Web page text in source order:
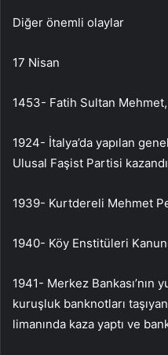
Diğer önemli olaylar
17 Nisan
1453- Fatih Sultan
1924- İtalya’da yapılan
Ulusal Faşist Partisi
1939- Kurtdereli Mehmet
1940- Köy Enstitüleri
1941- Merkez Bankası’nın
kuruşluk banknotları
limanında kaza yaptı ve